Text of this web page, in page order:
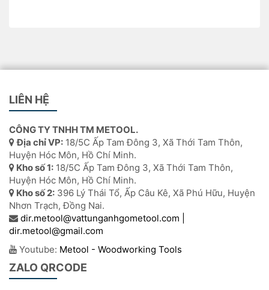
LIÊN HỆ
CÔNG TY TNHH TM METOOL.
Địa chỉ VP: 18/5C Ấp Tam Đông 3, Xã Thới Tam Thôn,
Huyện Hóc Môn, Hồ Chí Minh.
Kho số 1: 18/5C Ấp Tam Đông 3, Xã Thới Tam Thôn,
Huyện Hóc Môn, Hồ Chí Minh.
Kho số 2: 396 Lý Thái Tổ, Ấp Câu Kê, Xã Phú Hữu, Huyện
Nhơn Trạch, Đồng Nai.
dir.metool@vattunganhgometool.com |
dir.metool@gmail.com
Youtube: Metool - Woodworking Tools
ZALO QRCODE